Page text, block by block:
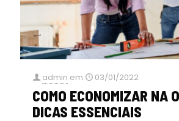
admin em 03/01/2022
COMO ECONOMIZAR NA
DICAS ESSENCIAIS